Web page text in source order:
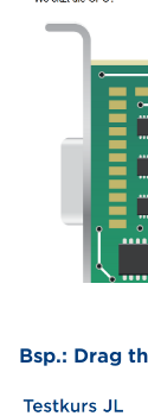
Bsp.: Drag